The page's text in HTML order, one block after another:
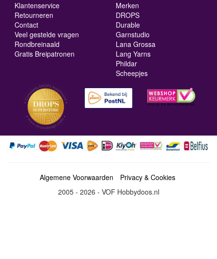
Klantenservice
Retourneren
Contact
Veel gestelde vragen
Rondbreinaald
Gratis Breipatronen
Merken
DROPS
Durable
Garnstudio
Lana Grossa
Lang Yarns
Phildar
Scheepjes
Algemene Voorwaarden
Privacy & Cookies
2005 - 2026 - VOF Hobbydoos.nl